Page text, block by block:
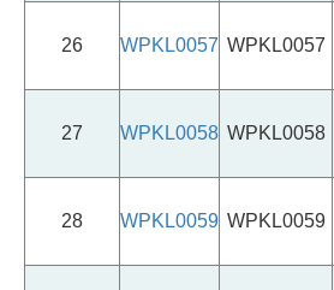
26 WPKL0057 WPKL0057
27 WPKL0058 WPKL0058
28 WPKL0059 WPKL0059